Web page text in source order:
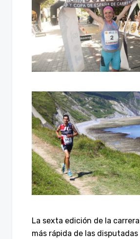
La sexta edición de la
más rápida de las